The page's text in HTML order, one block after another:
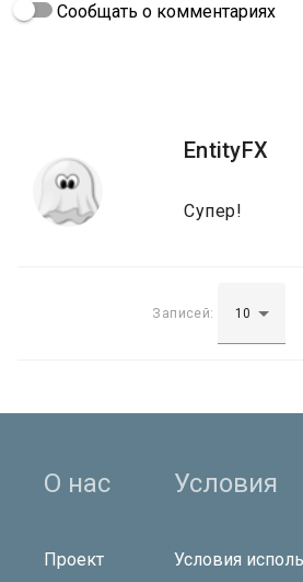
Сообщать о комментариях
EntityFX
Супер!
Записей:
О нас
Проект
Условия
Условия